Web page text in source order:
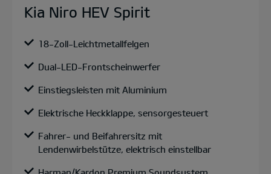
Kia Niro HEV Spirit
18-Zoll-Leichtmetallfelgen
Dual-LED-Frontscheinwerfer
Einstiegsleisten mit Aluminium
Elektrische Heckklappe, sensorgesteuert
Fahrer- und Beifahrersitz mit
Lendenwirbelstütze, elektrisch einstellbar